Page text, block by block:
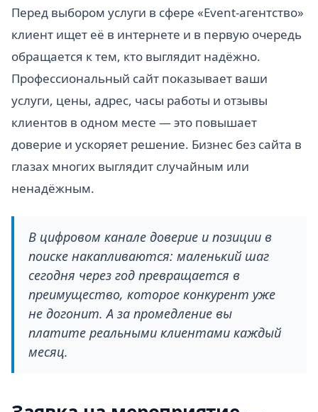
Перед выбором услуги в сфере «Event-агентство»
клиент ищет её в интернете и в первую очередь
обращается к тем, кто выглядит надёжно.
Профессиональный сайт показывает ваши
услуги, цены, адрес, часы работы и отзывы
клиентов в одном месте — это повышает
доверие и ускоряет решение. Бизнес без сайта в
глазах многих выглядит случайным или
ненадёжным.
В цифровом канале доверие и позиции в
поиске накапливаются: маленький шаг
сегодня через год превращается в
преимущество, которое конкурент уже
не догонит. А за промедление вы
платите реальными клиентами каждый
месяц.